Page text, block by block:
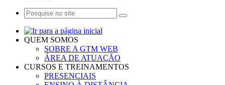
QUEM SOMOS
SOBRE A GTM WEB
ÁREA DE ATUAÇÃO
CURSOS E TREINAMENTOS
PRESENCIAIS